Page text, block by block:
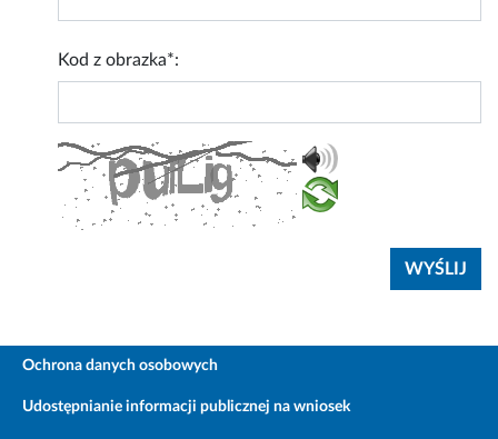
Kod z obrazka*:
Ochrona danych osobowych
Udostępnianie informacji publicznej na wniosek